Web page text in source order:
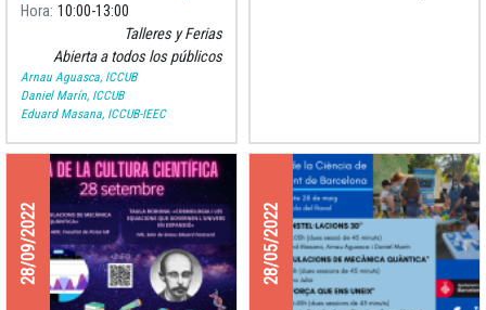
Hora 10:00 13:00
Talleres y Ferias
Abierta a todos los públicos
Arnau Aguasca, ICCUB
Daniel Marín, ICCUB
Eduard Masana, ICCUB-IEEC
28/09/2022 28/05/2022